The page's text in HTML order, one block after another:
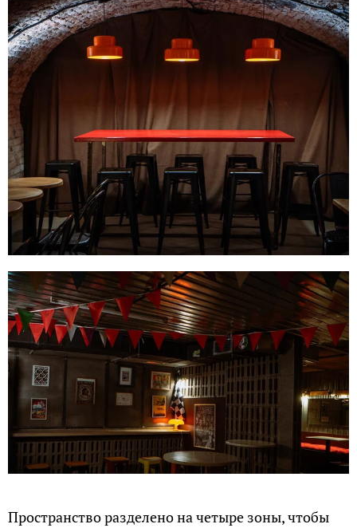
Пространство разделено на четыре зоны, чтобы